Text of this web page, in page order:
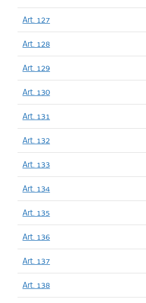
Art. 127
Art. 128
Art. 129
Art. 130
Art. 131
Art. 132
Art. 133
Art. 134
Art. 135
Art. 136
Art. 137
Art. 138